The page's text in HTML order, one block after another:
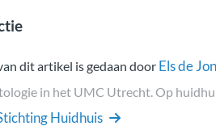
dit artikel is gedaan door Els de
in het UMC Utrecht. Op
Huidhuis